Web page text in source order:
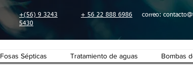
+(56) 9 3243
5430
+ 56 22 888 6986 correo:
Fosas Sépticas Tratamiento de aguas Bombas